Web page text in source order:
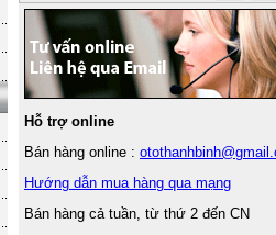
Hỗ trợ online
Bán hàng online :
Hướng dẫn mua hàng qua mạng
Bán hàng cả tuần, từ thứ 2 đến CN